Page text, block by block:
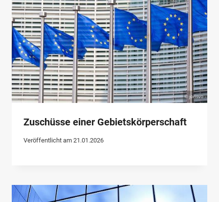
Zuschüsse einer Gebietskörperschaft
Veröffentlicht am 21.01.2026